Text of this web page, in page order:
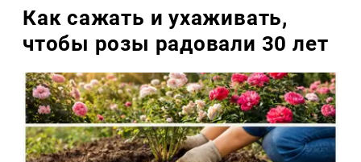
Как сажать и ухаживать,
чтобы розы радовали 30 лет